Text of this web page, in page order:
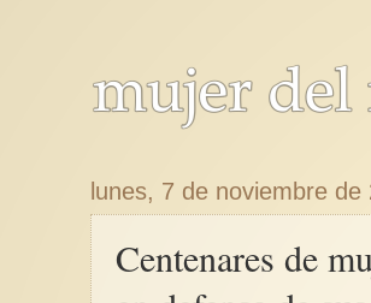
lunes, 7 de noviembre de
Centenares de